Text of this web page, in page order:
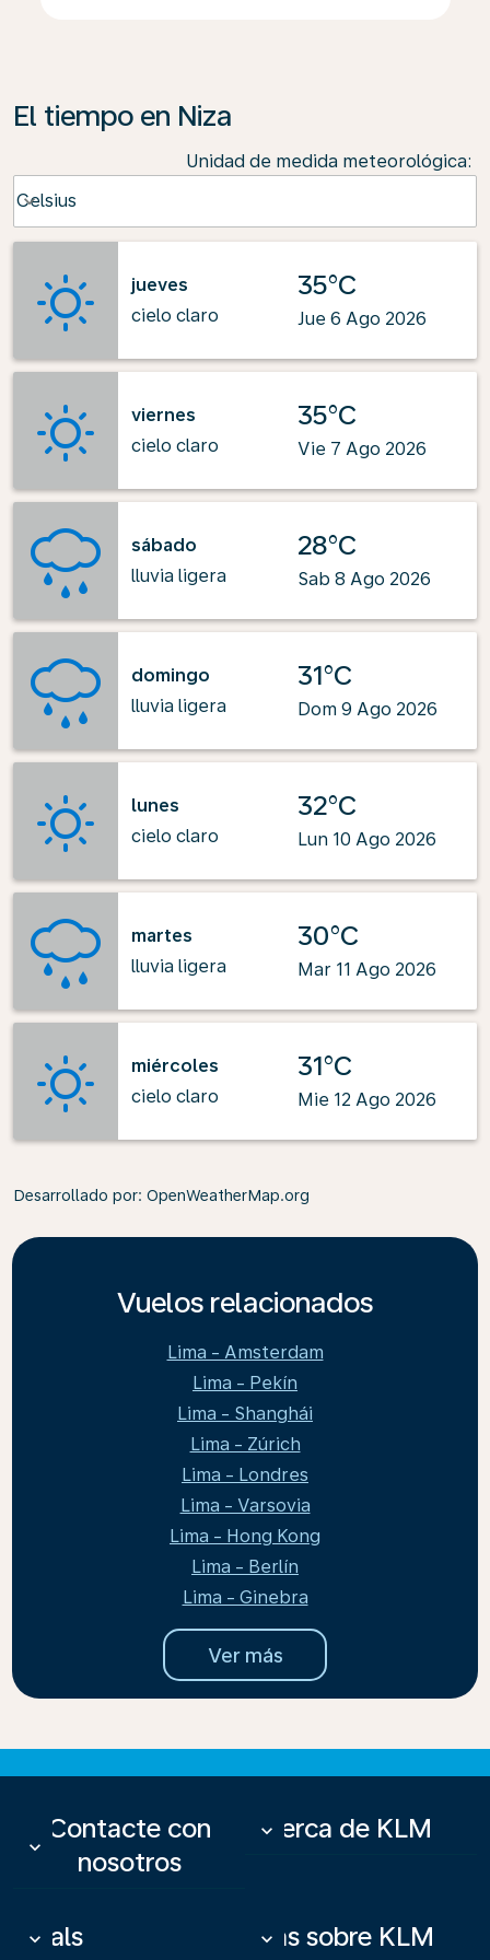
El tiempo en Niza
Unidad de medida meteorológica:
Celsius
keyboard_arrow_down
jueves
cielo claro
35°C
Jue 6 Ago 2026
viernes
cielo claro
35°C
Vie 7 Ago 2026
sábado
lluvia ligera
28°C
Sab 8 Ago 2026
domingo
lluvia ligera
31°C
Dom 9 Ago 2026
lunes
cielo claro
32°C
Lun 10 Ago 2026
martes
lluvia ligera
30°C
Mar 11 Ago 2026
miércoles
cielo claro
31°C
Mie 12 Ago 2026
Desarrollado por: OpenWeatherMap.org
Vuelos relacionados
Lima - Amsterdam
Lima - Pekín
Lima - Shanghái
Lima - Zúrich
Lima - Londres
Lima - Varsovia
Lima - Hong Kong
Lima - Berlín
Lima - Ginebra
Ver más
Contacte con
nosotros
keyboard_arrow_down
Acerca de KLM
keyboard_arrow_down
Deals
keyboard_arrow_down Más sobre KLM
keyboard_arrow_down